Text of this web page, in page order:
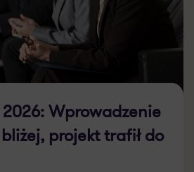
2026: Wprowadzenie
projekt trafił do